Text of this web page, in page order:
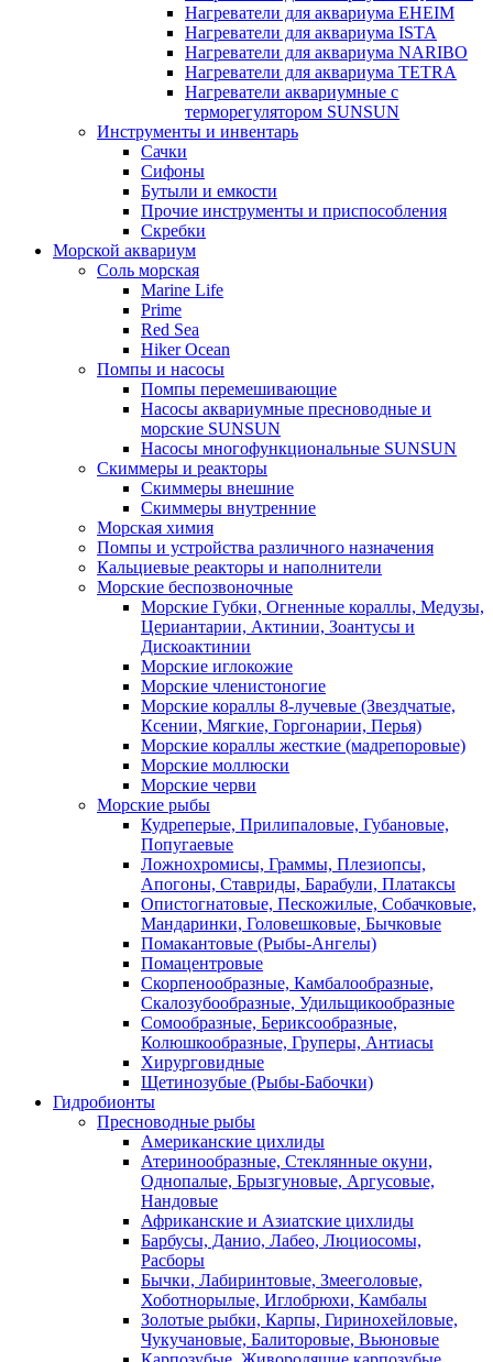
Нагреватели для аквариума EHEIM
Нагреватели для аквариума ISTA
Нагреватели для аквариума NARIBO
Нагреватели для аквариума TETRA
Нагреватели аквариумные с
терморегулятором SUNSUN
Инструменты и инвентарь
Сачки
Сифоны
Бутыли и емкости
Прочие инструменты и приспособления
Скребки
Морской аквариум
Соль морская
Marine Life
Prime
Red Sea
Hiker Ocean
Помпы и насосы
Помпы перемешивающие
Насосы аквариумные пресноводные и
морские SUNSUN
Насосы многофункциональные SUNSUN
Скиммеры и реакторы
Скиммеры внешние
Скиммеры внутренние
Морская химия
Помпы и устройства различного назначения
Кальциевые реакторы и наполнители
Морские беспозвоночные
Морские Губки, Огненные кораллы, Медузы,
Цериантарии, Актинии, Зоантусы и
Дискоактинии
Морские иглокожие
Морские членистоногие
Морские кораллы 8-лучевые (Звездчатые,
Ксении, Мягкие, Горгонарии, Перья)
Морские кораллы жесткие (мадрепоровые)
Морские моллюски
Морские черви
Морские рыбы
Кудреперые, Прилипаловые, Губановые,
Попугаевые
Ложнохромисы, Граммы, Плезиопсы,
Апогоны, Ставриды, Барабули, Платаксы
Опистогнатовые, Пескожилые, Собачковые,
Мандаринки, Головешковые, Бычковые
Помакантовые (Рыбы-Ангелы)
Помацентровые
Скорпенообразные, Камбалообразные,
Скалозубообразные, Удильщикообразные
Сомообразные, Бериксообразные,
Колюшкообразные, Груперы, Антиасы
Хирурговидные
Щетинозубые (Рыбы-Бабочки)
Гидробионты
Пресноводные рыбы
Американские цихлиды
Атеринообразные, Стеклянные окуни,
Однопалые, Брызгуновые, Аргусовые,
Нандовые
Африканские и Азиатские цихлиды
Барбусы, Данио, Лабео, Люциосомы,
Расборы
Бычки, Лабиринтовые, Змееголовые,
Хоботнорылые, Иглобрюхи, Камбалы
Золотые рыбки, Карпы, Гиринохейловые,
Чукучановые, Балиторовые, Вьюновые